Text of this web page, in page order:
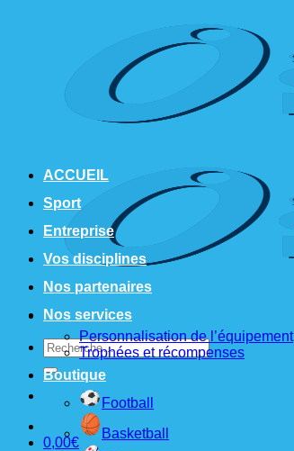
Recherche
pour :
0,00€
ACCUEIL
Sport
Entreprise
Vos disciplines
Nos partenaires
Nos services
Personnalisation de l’équipement
Trophées et récompenses
Boutique
Football
Basketball